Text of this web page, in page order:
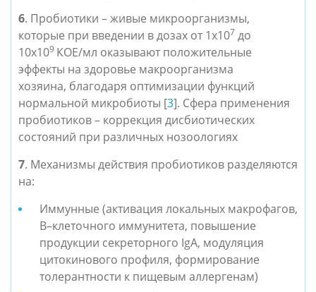
6. Пробиотики – живые микроорганизмы,
которые при введении в дозах от 1х107 до
10х109 КОЕ/мл оказывают положительные
эффекты на здоровье макроорганизма
хозяина, благодаря оптимизации функций
нормальной микробиоты [3]. Сфера применения
пробиотиков – коррекция дисбиотических
состояний при различных нозоологиях
7. Механизмы действия пробиотиков разделяются
на:
Иммунные (активация локальных макрофагов,
В–клеточного иммунитета, повышение
продукции секреторного IgA, модуляция
цитокинового профиля, формирование
толерантности к пищевым аллергенам)